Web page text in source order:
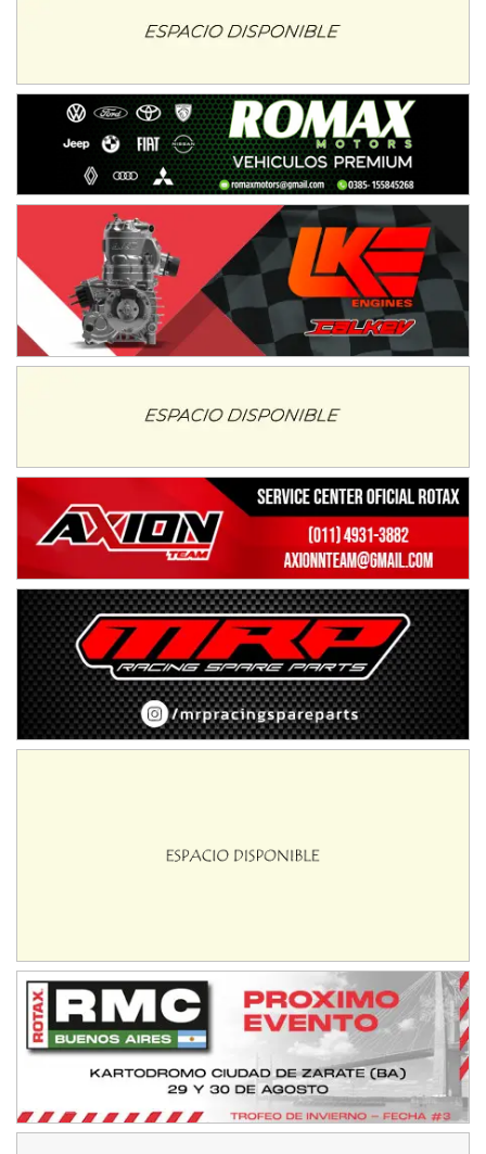
Ciudad de Avellaneda (Asfalto)
Avellaneda (Santa Fe)
SUR SANTAFESINO - F4
José Samuel Sánchez (Tierra)
Rufino (Santa Fe)
TUCUMANO - F5
Juan Navarro (Asfalto)
El Timbó (Tucumán)